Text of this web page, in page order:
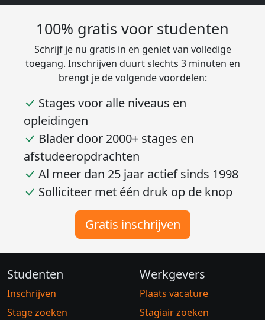
100% gratis voor studenten
Schrijf je nu gratis in en geniet van volledige
toegang. Inschrijven duurt slechts 3 minuten en
brengt je de volgende voordelen:
Stages voor alle niveaus en
opleidingen
Blader door 2000+ stages en
afstudeeropdrachten
Al meer dan 25 jaar actief sinds 1998
Solliciteer met één druk op de knop
Gratis inschrijven
Studenten
Inschrijven
Stage zoeken
Werkgevers
Plaats vacature
Stagiair zoeken